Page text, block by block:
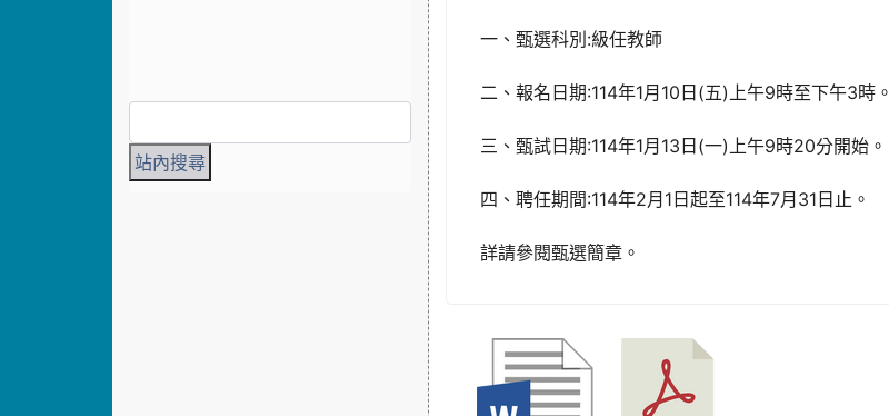
一、甄選科別:級任教師
二、報名日期:114年1月10日(五)上午9時至下午3時。
三、甄試日期:114年1月13日(一)上午9時20分開始。
四、聘任期間:114年2月1日起至114年7月31日止。
詳請參閱甄選簡章。